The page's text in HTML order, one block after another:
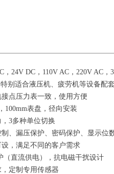
24V DC，110V AC，220V AC，
别适合液压机、疲劳机等设备配套
点压力表一致，使用方便
100mm表盘，径向安装
3多种单位切换
、漏压保护、密码保护、显示位
，满足不同的客户需求
直流供电），抗电磁干扰设计
定制专用传感器